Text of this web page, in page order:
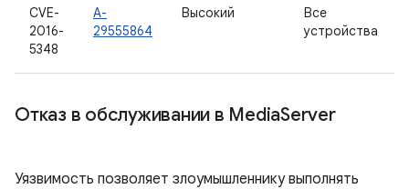
CVE-
2016-
5348
A-
29555864
Высокий
Все
устройства
Отказ в обслуживании в MediaServer
Уязвимость позволяет злоумышленнику выполнять